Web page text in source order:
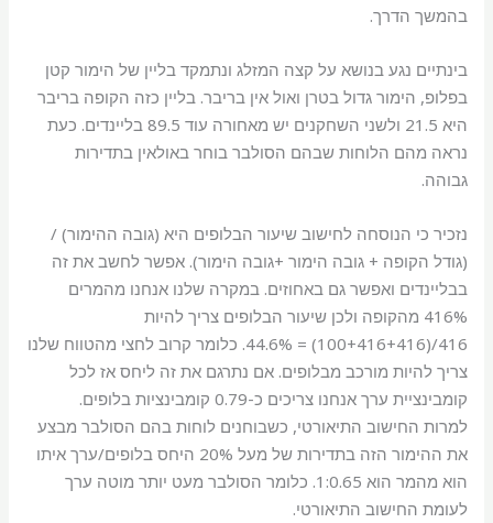
בהמשך הדרך.
בינתיים נגע בנושא על קצה המזלג ונתמקד בליין של הימור קטן
בפלופ, הימור גדול בטרן ואול אין בריבר. בליין כזה הקופה בריבר
היא 21.5 ולשני השחקנים יש מאחורה עוד 89.5 בליינדים. כעת
נראה מהם הלוחות שבהם הסולבר בוחר באולאין בתדירות
גבוהה.
נזכיר כי הנוסחה לחישוב שיעור הבלופים היא (גובה ההימור) /
(גודל הקופה + גובה הימור +גובה הימור). אפשר לחשב את זה
בבליינדים ואפשר גם באחוזים. במקרה שלנו אנחנו מהמרים
416% מהקופה ולכן שיעור הבלופים צריך להיות
416/(100+416+416) = 44.6%. כלומר קרוב לחצי מהטווח שלנו
צריך להיות מורכב מבלופים. אם נתרגם את זה ליחס אז לכל
קומבינציית ערך אנחנו צריכים כ-0.79 קומבינציות בלופים.
למרות החישוב התיאורטי, כשבוחנים לוחות בהם הסולבר מבצע
את ההימור הזה בתדירות של מעל 20% היחס בלופים/ערך איתו
הוא מהמר הוא 1:0.65. כלומר הסולבר מעט יותר מוטה ערך
לעומת החישוב התיאורטי.